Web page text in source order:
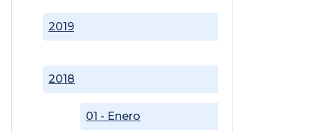
2018
01 - Enero
2019